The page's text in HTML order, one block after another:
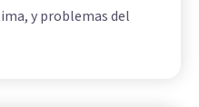
y problemas del